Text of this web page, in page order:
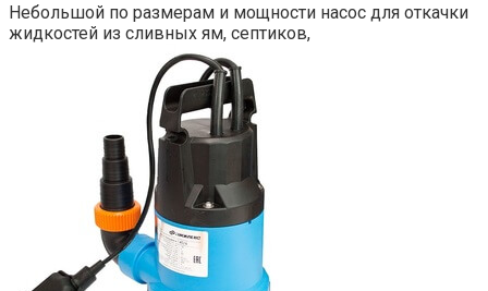
Небольшой по размерам и мощности насос для откачки
жидкостей из сливных ям, септиков,